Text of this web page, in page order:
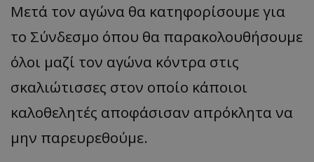
Μετά τον αγώνα θα κατηφορίσουμε για
το Σύνδεσμο όπου θα παρακολουθήσουμε
όλοι μαζί τον αγώνα κόντρα στις
σκαλιώτισσες στον οποίο κάποιοι
καλοθελητές αποφάσισαν απρόκλητα να
μην παρευρεθούμε.